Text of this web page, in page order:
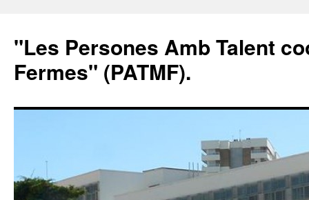
"Les Persones Amb Talent
Fermes" (PATMF).